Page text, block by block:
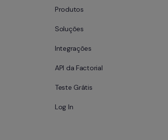
Produtos
Soluções
Integrações
API da Factorial
Teste Grátis
Log In